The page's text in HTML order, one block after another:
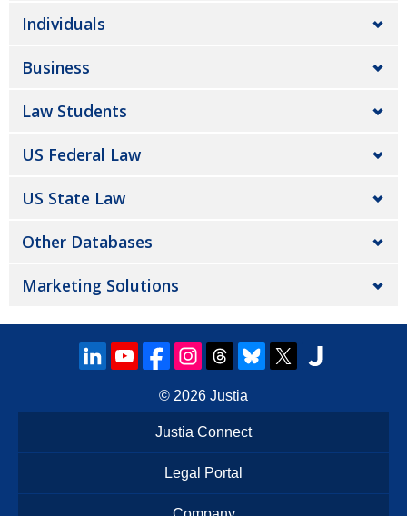
Individuals
Business
Law Students
US Federal Law
US State Law
Other Databases
Marketing Solutions
© 2026 Justia
Justia Connect
Legal Portal